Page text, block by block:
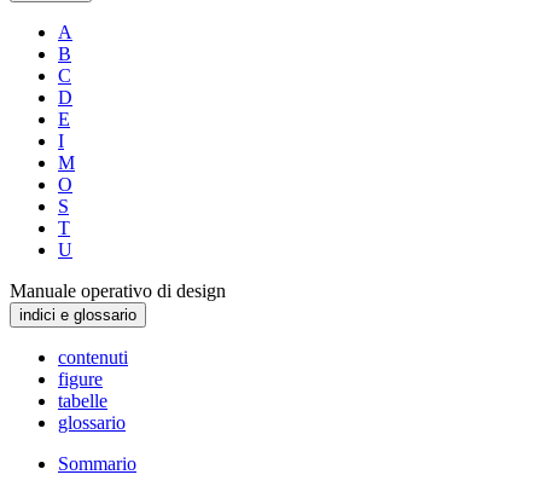
A
B
C
D
E
I
M
O
S
T
U
Manuale operativo di design
indici e glossario
contenuti
figure
tabelle
glossario
Sommario